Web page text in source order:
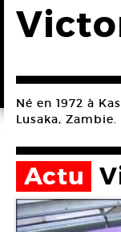
Né en 1972 à
Lusaka, Zambie.
Actu